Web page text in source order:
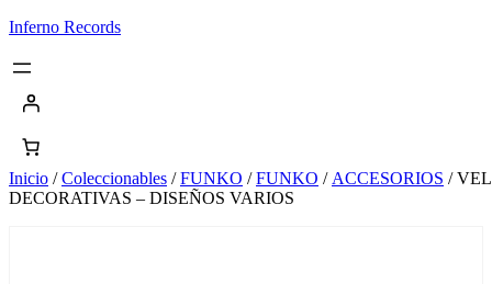
Saltar
contenido
Inferno Records
Inicio /Coleccionables /FUNKO /FUNKO / ACCESORIOS /
DECORATIVAS – DISEÑOS VARIOS